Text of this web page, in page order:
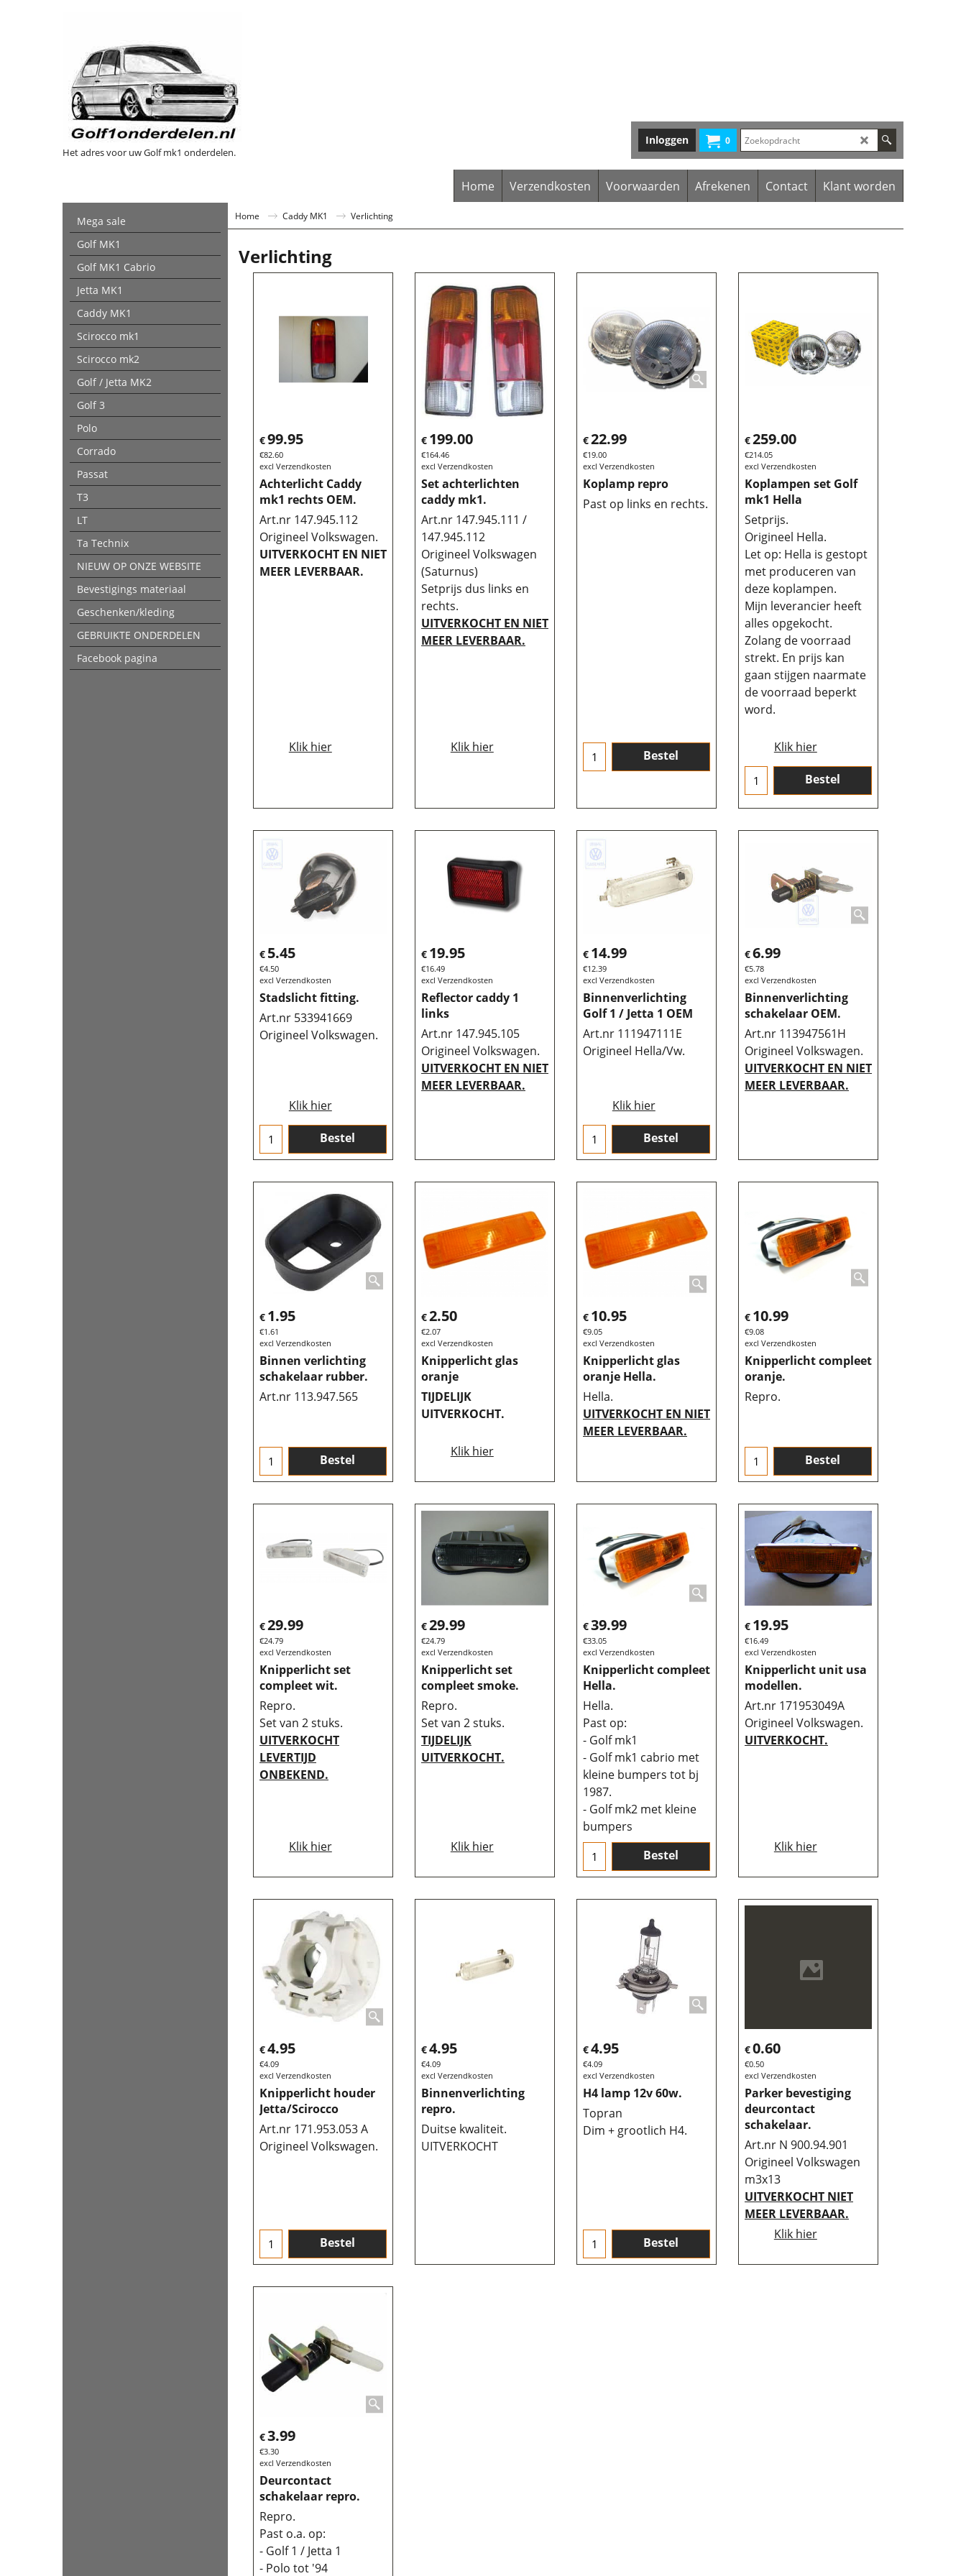
Het adres voor uw Golf mk1 onderdelen.
0
Inloggen
Home Verzendkosten Voorwaarden Afrekenen Contact Klant worden
Mega sale
Golf MK1
Golf MK1 Cabrio
Jetta MK1
Caddy MK1
Scirocco mk1
Scirocco mk2
Golf / Jetta MK2
Golf 3
Polo
Corrado
Passat
T3
LT
Ta Technix
NIEUW OP ONZE WEBSITE
Bevestigings materiaal
Geschenken/kleding
GEBRUIKTE ONDERDELEN
Facebook pagina
Home Caddy MK1 Verlichting
Verlichting
€99.95
€82.60
excl Verzendkosten
Achterlicht Caddy
mk1 rechts OEM.
Art.nr 147.945.112
Origineel Volkswagen.
UITVERKOCHT EN NIET
MEER LEVERBAAR.
Klik hier
€ 199.00
€164.46
excl Verzendkosten
Set achterlichten
caddy mk1.
Art.nr 147.945.111 /
147.945.112
Origineel Volkswagen
(Saturnus)
Setprijs dus links en
rechts.
UITVERKOCHT EN NIET
MEER LEVERBAAR.
Klik hier
€22.99
€19.00
excl Verzendkosten
Koplamp repro
Past op links en rechts.
Bestel
€259.00
€214.05
excl Verzendkosten
Koplampen set Golf
mk1 Hella
Setprijs.
Origineel Hella.
Let op: Hella is gestopt
met produceren van
deze koplampen.
Mijn leverancier heeft
alles opgekocht.
Zolang de voorraad
strekt. En prijs kan
gaan stijgen naarmate
de voorraad beperkt
word.
Klik hier
Bestel
€ 5.45
€4.50
excl Verzendkosten
Stadslicht fitting.
Art.nr 533941669
Origineel Volkswagen.
Klik hier
Bestel
€ 19.95
€16.49
excl Verzendkosten
Reflector caddy 1
links
Art.nr 147.945.105
Origineel Volkswagen.
UITVERKOCHT EN NIET
MEER LEVERBAAR.
€ 14.99
€12.39
excl Verzendkosten
Binnenverlichting
Golf 1 / Jetta 1 OEM
Art.nr 111947111E
Origineel Hella/Vw.
Klik hier
Bestel
€6.99
€5.78
excl Verzendkosten
Binnenverlichting
schakelaar OEM.
Art.nr 113947561H
Origineel Volkswagen.
UITVERKOCHT EN NIET
MEER LEVERBAAR.
€ 1.95
€1.61
excl Verzendkosten
Binnen verlichting
schakelaar rubber.
Art.nr 113.947.565
Bestel
€2.50
€2.07
excl Verzendkosten
Knipperlicht glas
oranje
TIJDELIJK
UITVERKOCHT.
Klik hier
€ 10.95
€9.05
excl Verzendkosten
Knipperlicht glas
oranje Hella.
Hella.
UITVERKOCHT EN NIET
MEER LEVERBAAR.
€ 10.99
€9.08
excl Verzendkosten
Knipperlicht compleet
oranje.
Repro.
Bestel
€29.99
€24.79
excl Verzendkosten
Knipperlicht set
compleet wit.
Repro.
Set van 2 stuks.
UITVERKOCHT
LEVERTIJD
ONBEKEND.
Klik hier
€29.99
€24.79
excl Verzendkosten
Knipperlicht set
compleet smoke.
Repro.
Set van 2 stuks.
TIJDELIJK
UITVERKOCHT.
Klik hier
€39.99
€33.05
excl Verzendkosten
Knipperlicht compleet
Hella.
Hella.
Past op:
- Golf mk1
- Golf mk1 cabrio met
kleine bumpers tot bj
1987.
- Golf mk2 met kleine
bumpers
Bestel
€ 19.95
€16.49
excl Verzendkosten
Knipperlicht unit usa
modellen.
Art.nr 171953049A
Origineel Volkswagen.
UITVERKOCHT.
Klik hier
€4.95
€4.09
excl Verzendkosten
Knipperlicht houder
Jetta/Scirocco
Art.nr 171.953.053 A
Origineel Volkswagen.
Bestel
€4.95
€4.09
excl Verzendkosten
Binnenverlichting
repro.
Duitse kwaliteit.
UITVERKOCHT
€4.95
€4.09
excl Verzendkosten
H4 lamp 12v 60w.
Topran
Dim + grootlich H4.
Bestel
€0.60
€0.50
excl Verzendkosten
Parker bevestiging
deurcontact
schakelaar.
Art.nr N 900.94.901
Origineel Volkswagen
m3x13
UITVERKOCHT NIET
MEER LEVERBAAR.
Klik hier
€3.99
€3.30
excl Verzendkosten
Deurcontact
schakelaar repro.
Repro.
Past o.a. op:
- Golf 1 / Jetta 1
- Polo tot '94